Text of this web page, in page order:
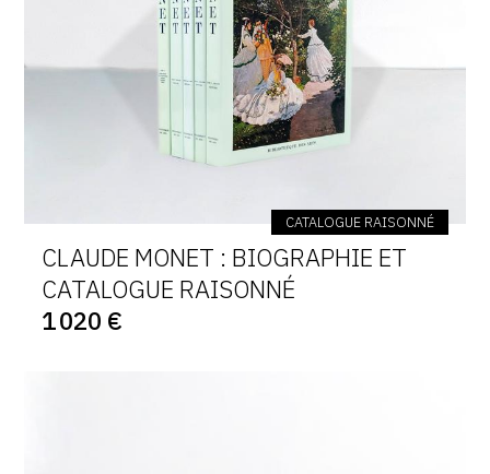
CATALOGUE RAISONNÉ
CLAUDE MONET : BIOGRAPHIE ET
CATALOGUE RAISONNÉ
1 020 €